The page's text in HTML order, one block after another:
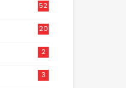
52
20
2
3